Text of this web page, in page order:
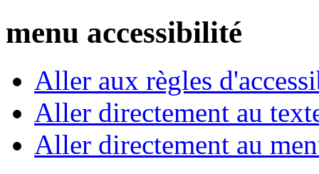
menu accessibilité
Aller aux règles
Aller directement au
Aller directement au